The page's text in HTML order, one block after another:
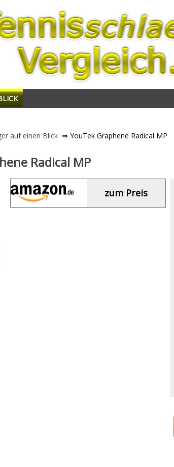
auf einen Blick ⇒ YouTek Graphene Radical MP
Radical MP
zum Preis